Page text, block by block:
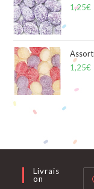
1,25€
1,25€
Livrais
On